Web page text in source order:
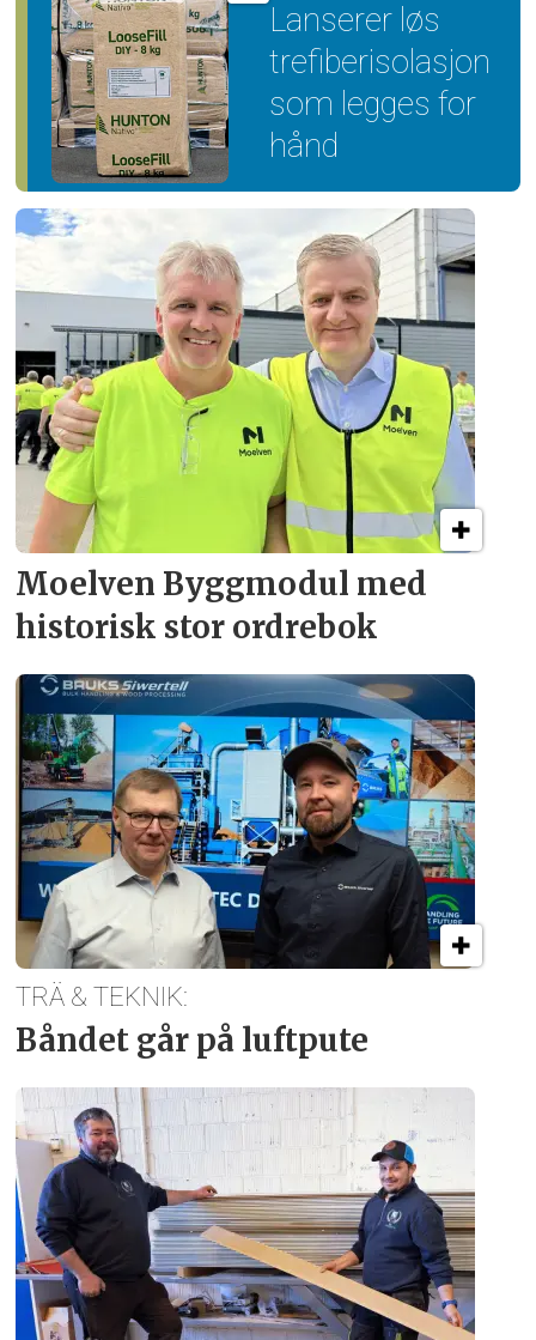
Lanserer løs
trefiber­isolasjon
som legges for
hånd
Moelven Byggmodul med
historisk stor ordrebok
TRÄ & TEKNIK:
Båndet går på luftpute